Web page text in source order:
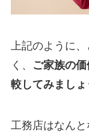
上記のように
く、
ご家族の
較してみましょ
工務店はなんと